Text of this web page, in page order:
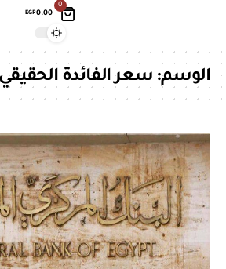
0
EGP0.00
الوسم:سعر الفائدة الحقيقي